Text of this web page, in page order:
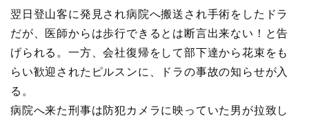
翌日登山客に発見され病院へ搬送され手術をしたドラ
だが、医師からは歩行できるとは断言出来ない！と告
げられる。一方、会社復帰をして部下達から花束をも
らい歓迎されたピルスンに、ドラの事故の知らせが入
る。
病院へ来た刑事は防犯カメラに映っていた男が拉致し